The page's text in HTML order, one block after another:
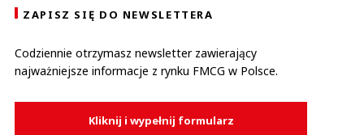
ZAPISZ SIĘ DO NEWSLETTERA
Codziennie otrzymasz newsletter zawierający
najważniejsze informacje z rynku FMCG w Polsce.
Kliknij i wypełnij formularz